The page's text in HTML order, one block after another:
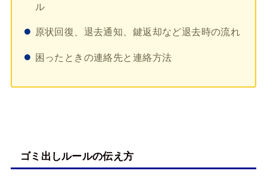
ル
原状回復、退去通知、鍵返却など退去時の流れ
困ったときの連絡先と連絡方法
ゴミ出しルールの伝え方